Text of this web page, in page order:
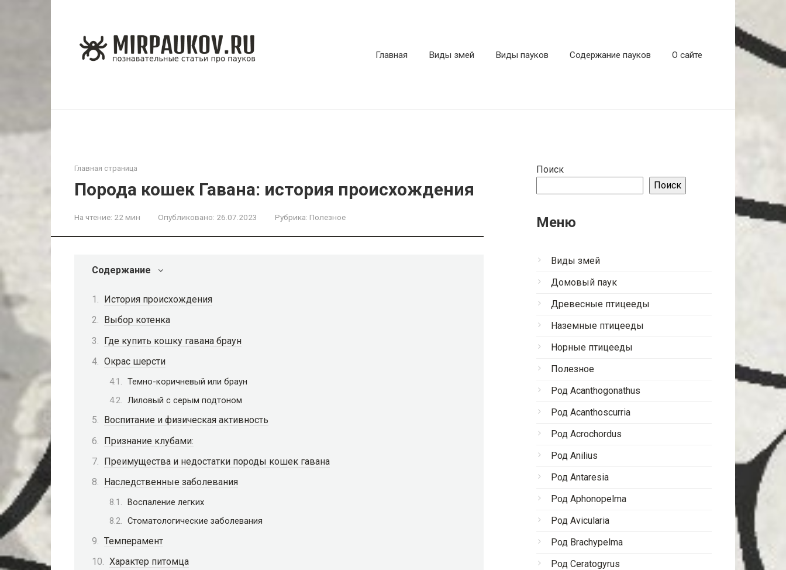
Главная Виды змей Виды пауков Содержание пауков О сайте
Главная страница
Порода кошек Гавана: история происхождения
На чтение: 22 мин Опубликовано: 26.07.2023 Рубрика: Полезное
Содержание
История происхождения
Выбор котенка
Где купить кошку гавана браун
Окрас шерсти
Темно-коричневый или браун
Лиловый с серым подтоном
Воспитание и физическая активность
Признание клубами:
Преимущества и недостатки породы кошек гавана
Наследственные заболевания
Воспаление легких
Стоматологические заболевания
Темперамент
Характер питомца
Поиск
Поиск
Меню
Виды змей
Домовый паук
Древесные птицееды
Наземные птицееды
Норные птицееды
Полезное
Род Acanthogonathus
Род Acanthoscurria
Род Acrochordus
Род Anilius
Род Antaresia
Род Aphonopelma
Род Avicularia
Род Brachypelma
Род Ceratogyrus